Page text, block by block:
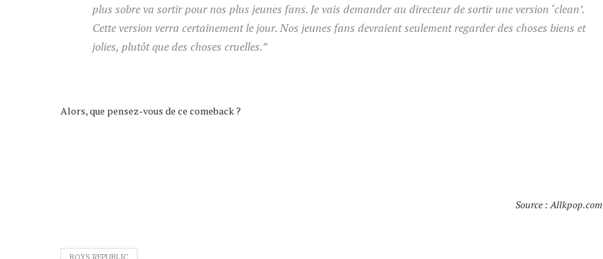
plus sobre va sortir pour nos plus jeunes fans. Je vais demander au directeur de sortir une version ‘clean’.
Cette version verra certainement le jour. Nos jeunes fans devraient seulement regarder des choses biens et
jolies, plutôt que des choses cruelles.”
Alors, que pensez-vous de ce comeback ?
Source : Allkpop.com
BOYS REPUBLIC